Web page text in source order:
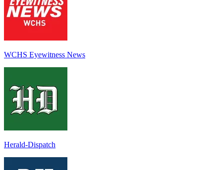
WCHS Eyewitness News
Herald-Dispatch